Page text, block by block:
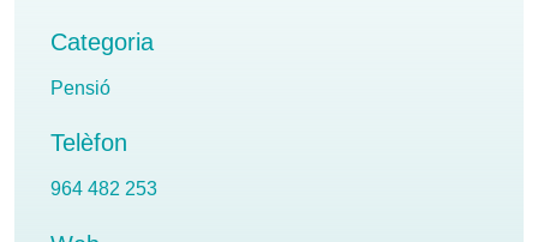
Categoria
Pensió
Telèfon
964 482 253